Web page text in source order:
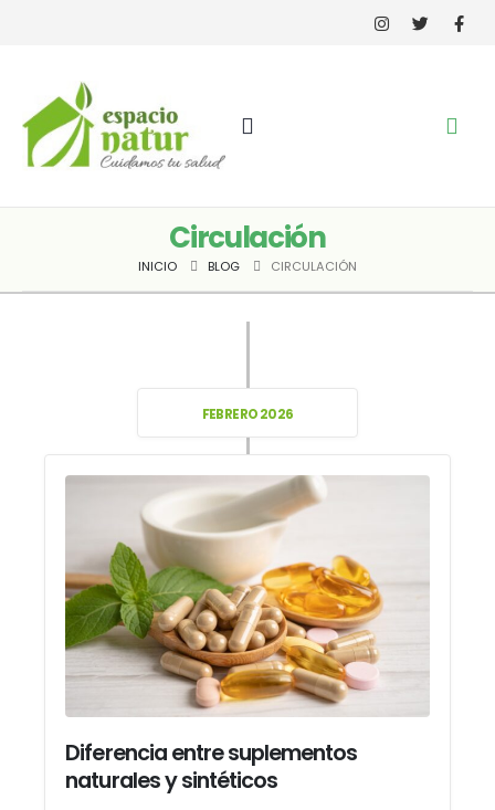
Circulación
INICIO BLOG CIRCULACIÓN
FEBRERO 2026
Diferencia entre suplementos
naturales y sintéticos